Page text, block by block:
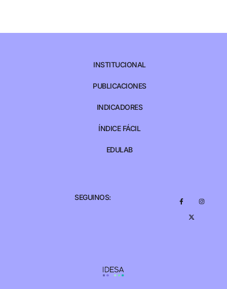
INSTITUCIONAL
PUBLICACIONES
INDICADORES
ÍNDICE FÁCIL
EDULAB
SEGUINOS: